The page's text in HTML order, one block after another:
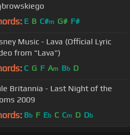
E B C#m G# F#
Music - Lava (Official Lyric
from "Lava")
C G F Am Bb D
Britannia - Last Night of the
2009
Bb F Eb C Cm D Db